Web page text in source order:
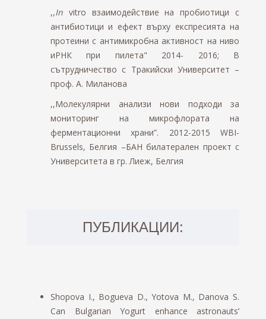
,,In vitro взаимодействие на пробиотици с
антибиотици и ефект върху експресията на
протеини с антимикробна активност на ниво
иРНК при пилета" 2014- 2016; В
сътрудничество с Тракийски Университет –
проф. А. Миланова
,,Молекулярни анализи нови подходи за
мониторинг на микрофлората на
ферментационни храни”. 2012-2015 WBI-
Brussels, Белгия –БАН билатерален проект с
Университета в гр. Лиеж, Белгия
ПУБЛИКАЦИИ:
Shopova I., Bogueva D., Yotova M., Danova S.
Can Bulgarian Yogurt enhance astronauts’